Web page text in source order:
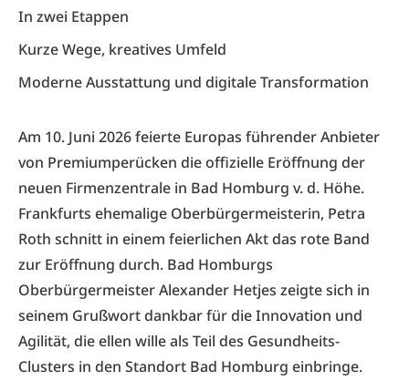
In zwei Etappen
Kurze Wege, kreatives Umfeld
Moderne Ausstattung und digitale Transformation
Am 10. Juni 2026 feierte Europas führender Anbieter
von Premiumperücken die offizielle Eröffnung der
neuen Firmenzentrale in Bad Homburg v. d. Höhe.
Frankfurts ehemalige Oberbürgermeisterin, Petra
Roth schnitt in einem feierlichen Akt das rote Band
zur Eröffnung durch. Bad Homburgs
Oberbürgermeister Alexander Hetjes zeigte sich in
seinem Grußwort dankbar für die Innovation und
Agilität, die ellen wille als Teil des Gesundheits-
Clusters in den Standort Bad Homburg einbringe.